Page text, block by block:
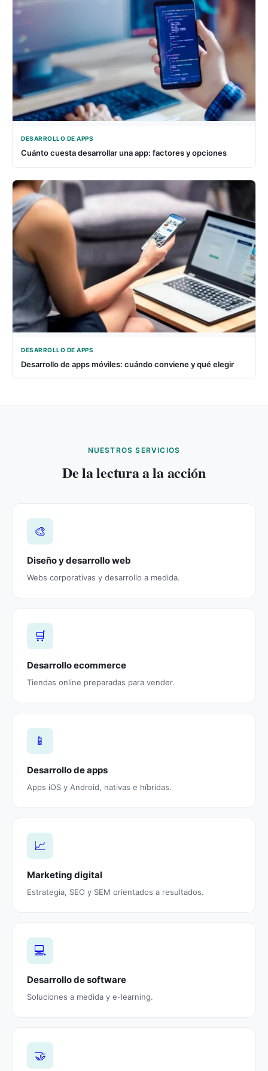
DESARROLLO DE APPS
Cuánto cuesta desarrollar una app: factores y opciones
DESARROLLO DE APPS
Desarrollo de apps móviles: cuándo conviene y qué elegir
NUESTROS SERVICIOS
De la lectura a la acción
🎨
Diseño y desarrollo web
Webs corporativas y desarrollo a medida.
🛒
Desarrollo ecommerce
Tiendas online preparadas para vender.
📱
Desarrollo de apps
Apps iOS y Android, nativas e híbridas.
📈
Marketing digital
Estrategia, SEO y SEM orientados a resultados.
💻
Desarrollo de software
Soluciones a medida y e-learning.
🤝